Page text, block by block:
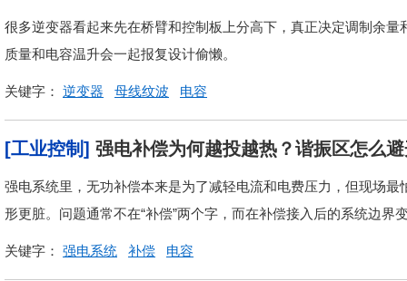
很多逆变器看起来先在桥臂和控制板上分高下，真正决定调制余
质量和电容温升会一起报复设计偷懒。
关键字： 逆变器 母线纹波 电容
[工业控制] 强电补偿为何越投越热？谐振区怎么
强电系统里，无功补偿本来是为了减轻电流和电费压力，但现场
形更脏。问题通常不在“补偿”两个字，而在补偿接入后的系统边界
关键字： 强电系统 补偿 电容